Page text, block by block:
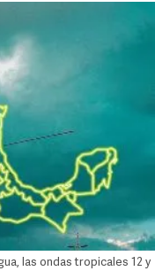
las ondas tropicales 12 y